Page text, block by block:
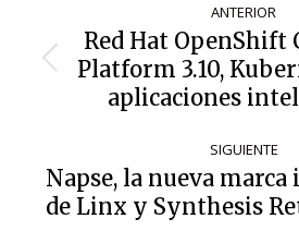
entradas
ANTERIOR
Red Hat OpenShift
Platform 3.10,
aplicaciones
SIGUIENTE
Napse, la nueva
de Linx y Synthesis